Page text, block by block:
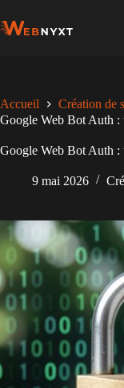
au
contenu
Accueil
Création de
Google Web Bot Auth :
Google Web Bot Auth :
9 mai 2026